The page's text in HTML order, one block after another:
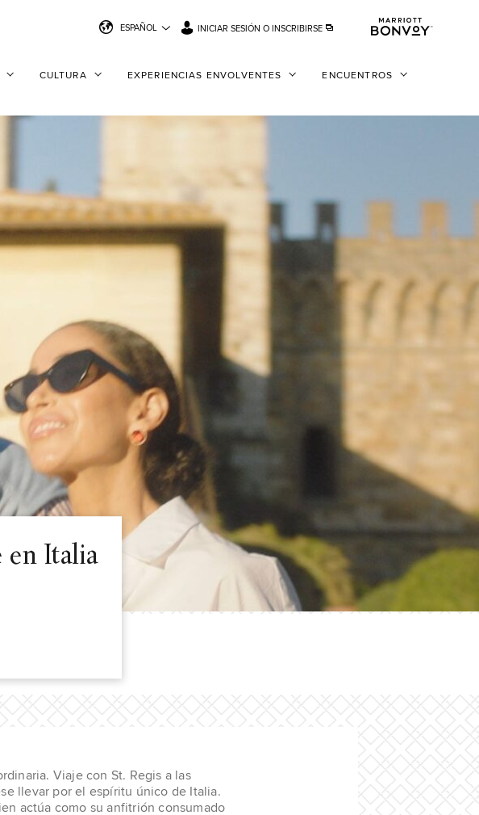
ESPAÑOL INICIAR SESIÓN O INSCRIBIRSE
CULTURA EXPERIENCIAS ENVOLVENTES ENCUENTROS
en Italia
Viaje con St. Regis a las
llevar por el espíritu único de Italia.
actúa como su anfitrión consumado